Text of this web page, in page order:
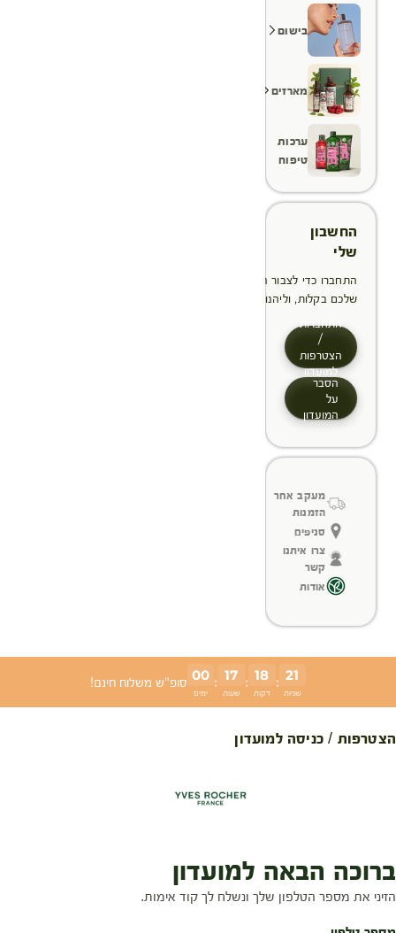
בישום
מארזים
ערכות
טיפוח
החשבון
שלי
התחברו כדי לצבור הטבות, לנהל ולעקוב אחר ההזמנות
שלכם בקלות, וליהנות מתהליך תשלום מהיר יותר
התחברות
/
הצטרפות
למועדון
הסבר
על
המועדון
מעקב אחר
הזמנות
סניפים
צרו איתנו
קשר
אודות
00
ימים
: 17
שעות
: 18
דקות
: 20
שניות
סופ"ש משלוח חינם!
הצטרפות / כניסה למועדון